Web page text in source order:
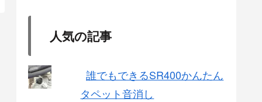
人気の記事
誰でもできるSR400かんたん
タペット音消し